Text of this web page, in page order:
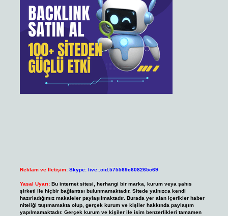
Reklam ve İletişim: Skype: live:.cid.575569c608265c69
Yasal Uyarı: Bu internet sitesi, herhangi bir marka, kurum veya şahıs
şirketi ile hiçbir bağlantısı bulunmamaktadır. Sitede yalnızca kendi
hazırladığımız makaleler paylaşılmaktadır. Burada yer alan içerikler haber
niteliği taşımamakta olup, gerçek kurum ve kişiler hakkında paylaşım
yapılmamaktadır. Gerçek kurum ve kişiler ile isim benzerlikleri tamamen